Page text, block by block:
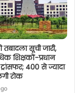
तबादला सूची जारी,
शिक्षकों-प्रधान
400 से ज्यादा
रोक